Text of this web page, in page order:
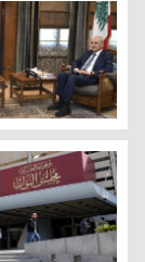
نبیه بری رئیس